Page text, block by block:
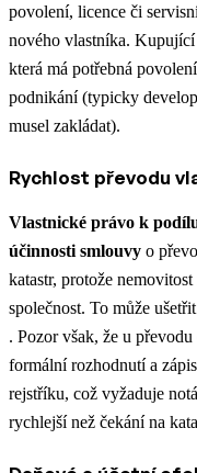
povolení, licence či
nového vlastníka.
která má potřebná
podnikání (typicky
musel zakládat)​.
Rychlost převodu
Vlastnické právo k
účinnosti smlouvy o
katastr, protože
společnost. To může
. Pozor však, že u
formální rozhodnutí a
rejstříku, což vyžaduje
rychlejší než čekání na